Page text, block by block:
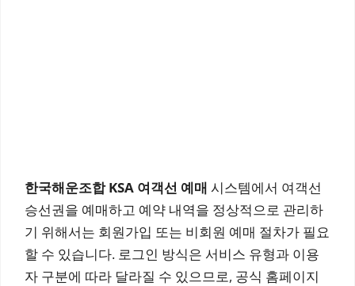
한국해운조합 KSA 여객선 예매 시스템에서 여객선
승선권을 예매하고 예약 내역을 정상적으로 관리하
기 위해서는 회원가입 또는 비회원 예매 절차가 필요
할 수 있습니다. 로그인 방식은 서비스 유형과 이용
자 구분에 따라 달라질 수 있으므로, 공식 홈페이지